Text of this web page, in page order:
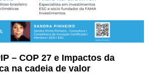
– COP 27 e Impactos da
na cadeia de valor